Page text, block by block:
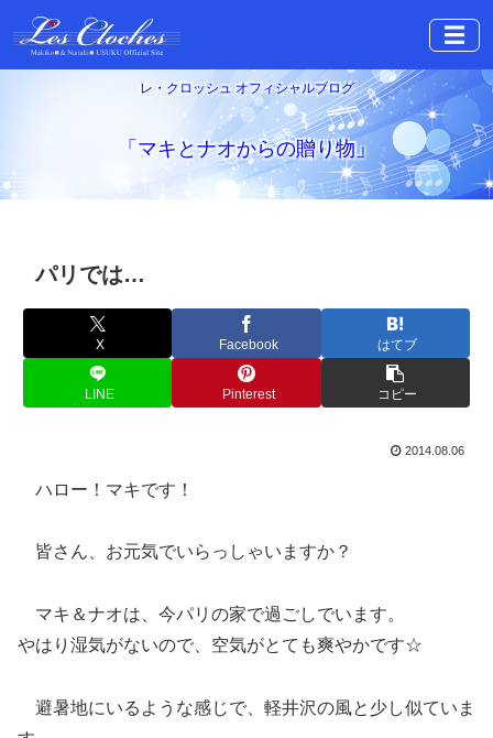
☰
レ・クロッシュ オフィシャルブログ
「マキとナオからの贈り物」
パリでは…
X Facebook はてブ
LINE Pinterest コピー
2014.08.06
ハロー！マキです！
皆さん、お元気でいらっしゃいますか？
マキ＆ナオは、今パリの家で過ごしでいます。
やはり湿気がないので、空気がとても爽やかです☆
避暑地にいるような感じで、軽井沢の風と少し似ていま